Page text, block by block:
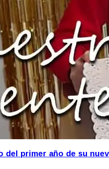
del primer año de su